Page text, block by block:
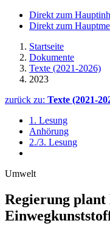
Direkt zum
Direkt zum
Startseite
Dokumente
Texte (2021-2026)
2023
zurück zu: Texte (2021-
1. Lesung
Anhörung
2./3. Lesung
Umwelt
Regierung